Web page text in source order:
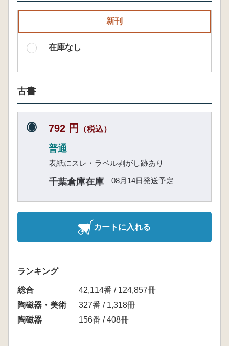
新刊
在庫なし
古書
792 円 （税込）
普通
表紙にスレ・ラベル剥がし跡あり
千葉倉庫在庫 08月14日発送予定
カートに入れる
ランキング
総合
42,114番 / 124,857冊
陶磁器・美術
327番 / 1,318冊
陶磁器
156番 / 408冊